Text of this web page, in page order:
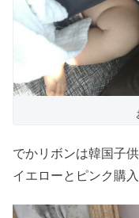
でかリボンは韓国子
イエローとピンク購入